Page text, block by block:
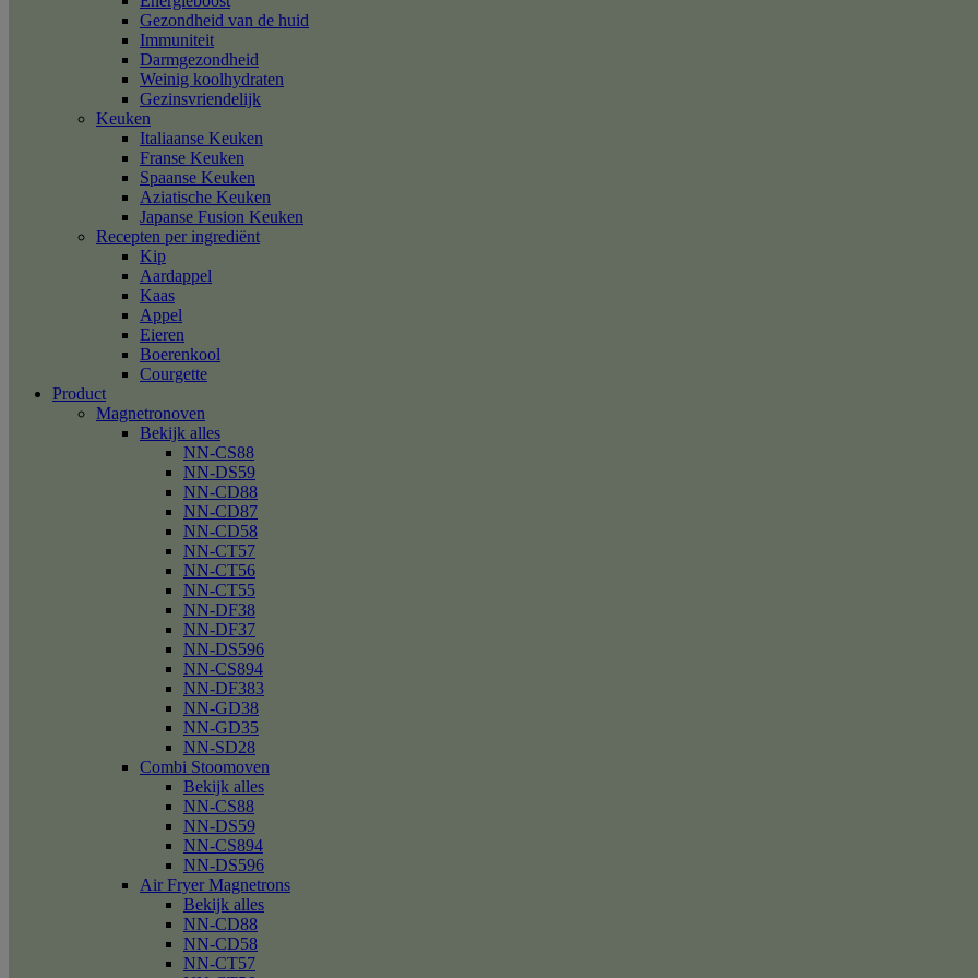
Gezondheid van de huid
Immuniteit
Darmgezondheid
Weinig koolhydraten
Gezinsvriendelijk
Keuken
Italiaanse Keuken
Franse Keuken
Spaanse Keuken
Aziatische Keuken
Japanse Fusion Keuken
Recepten per ingrediënt
Kip
Aardappel
Kaas
Appel
Eieren
Boerenkool
Courgette
Product
Magnetronoven
Bekijk alles
NN-CS88
NN-DS59
NN-CD88
NN-CD87
NN-CD58
NN-CT57
NN-CT56
NN-CT55
NN-DF38
NN-DF37
NN-DS596
NN-CS894
NN-DF383
NN-GD38
NN-GD35
NN-SD28
Combi Stoomoven
Bekijk alles
NN-CS88
NN-DS59
NN-CS894
NN-DS596
Air Fryer Magnetrons
Bekijk alles
NN-CD88
NN-CD58
NN-CT57